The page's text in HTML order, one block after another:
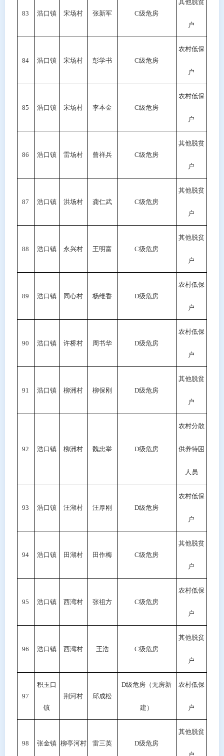
83 浩口镇 宋场村 张新军 C级危房
其他脱贫
户
84 浩口镇 宋场村 彭学书 C级危房
农村低保
户
85 浩口镇 宋场村 李本金 C级危房
农村低保
户
86 浩口镇 雷场村 曾祥兵 C级危房
其他脱贫
户
87 浩口镇 洪场村 龚仁武 C级危房
其他脱贫
户
88 浩口镇 永兴村 王明富 C级危房
其他脱贫
户
89 浩口镇 同心村 杨维香 D级危房
农村低保
户
90 浩口镇 许桥村 周书华 D级危房
农村低保
户
91 浩口镇 柳洲村 柳保刚 D级危房
其他脱贫
户
92 浩口镇 柳洲村 魏忠举 D级危房
农村分散
供养特困
人员
93 浩口镇 汪湖村 汪厚刚 D级危房
农村低保
户
94 浩口镇 田湖村 田作梅 C级危房
其他脱贫
户
95 浩口镇 西湾村 张祖方 C级危房
农村低保
户
96 浩口镇 西湾村 王浩 C级危房
其他脱贫
户
97
积玉口
镇
荆河村 邱成松
D级危房（无房新
建）
农村低保
户
98 张金镇 柳亭河村 雷三英 D级危房
其他脱贫